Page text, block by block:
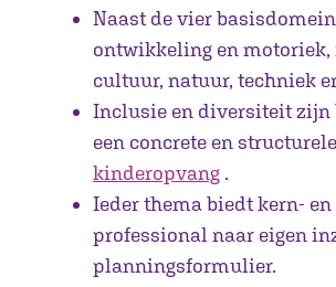
Naast de vier
ontwikkeling en motoriek,
cultuur, natuur, techniek
Inclusie en diversiteit zijn
een concrete en
kinderopvang .
Ieder thema biedt kern-
professional naar eigen
planningsformulier.